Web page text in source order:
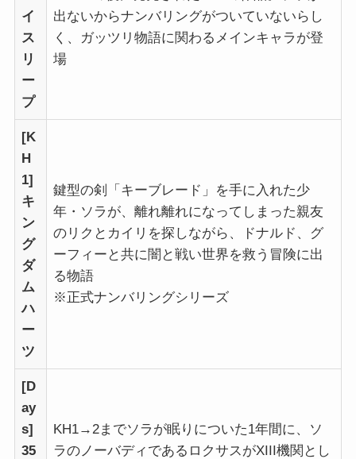
イ
ス
リ
ー
プ
出ないからナンバリングがついていないらし
く、ガッツリ物語に関わるメインキャラが登
場
[K
H
1]
キ
ン
グ
ダ
ム
ハ
ー
ツ
鍵型の剣「キーブレード」を手に入れた少
年・ソラが、離れ離れになってしまった親友
のリクとカイリを探しながら、ドナルド、グ
ーフィーと共に闇と戦い世界を救う冒険に出
る物語
※正式ナンバリングシリーズ
[D
ay
s]
35
KH1→2までソラが眠りについた1年間に、ソ
ラのノーバディであるロクサスがXIII機関とし